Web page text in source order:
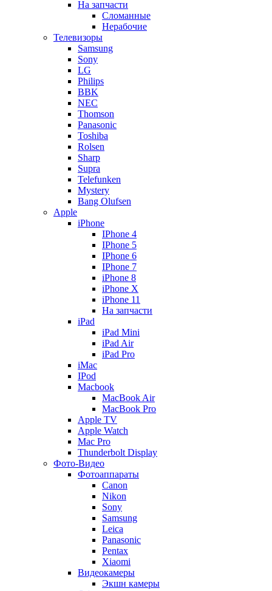
На запчасти
Сломанные
Нерабочие
Телевизоры
Samsung
Sony
LG
Philips
BBK
NEC
Thomson
Panasonic
Toshiba
Rolsen
Sharp
Supra
Telefunken
Mystery
Bang Olufsen
Apple
iPhone
IPhone 4
IPhone 5
IPhone 6
IPhone 7
iPhone 8
iPhone X
iPhone 11
На запчасти
iPad
iPad Mini
iPad Air
iPad Pro
iMac
IPod
Macbook
MacBook Air
MacBook Pro
Apple TV
Apple Watch
Mac Pro
Thunderbolt Display
Фото-Видео
Фотоаппараты
Canon
Nikon
Sony
Samsung
Leica
Panasonic
Pentax
Xiaomi
Видеокамеры
Экшн камеры